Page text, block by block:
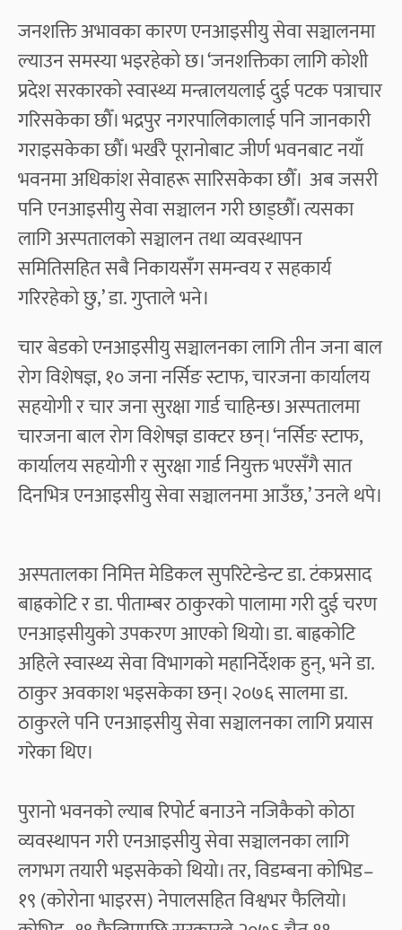
जनशक्ति अभावका कारण एनआइसीयु सेवा सञ्चालनमा
ल्याउन समस्या भइरहेको छ। ‘जनशक्तिका लागि कोशी
प्रदेश सरकारको स्वास्थ्य मन्त्रालयलाई दुई पटक पत्राचार
गरिसकेका छौँ। भद्रपुर नगरपालिकालाई पनि जानकारी
गराइसकेका छौँ। भर्खरै पूरानोबाट जीर्ण भवनबाट नयाँ
भवनमा अधिकांश सेवाहरू सारिसकेका छौँ। अब जसरी
पनि एनआइसीयु सेवा सञ्चालन गरी छाड्छौँ। त्यसका
लागि अस्पतालको सञ्चालन तथा व्यवस्थापन
समितिसहित सबै निकायसँग समन्वय र सहकार्य
गरिरहेको छु,’ डा. गुप्ताले भने।
चार बेडको एनआइसीयु सञ्चालनका लागि तीन जना बाल
रोग विशेषज्ञ, १० जना नर्सिङ स्टाफ, चारजना कार्यालय
सहयोगी र चार जना सुरक्षा गार्ड चाहिन्छ। अस्पतालमा
चारजना बाल रोग विशेषज्ञ डाक्टर छन्। ‘नर्सिङ स्टाफ,
कार्यालय सहयोगी र सुरक्षा गार्ड नियुक्त भएसँगै सात
दिनभित्र एनआइसीयु सेवा सञ्चालनमा आउँछ,’ उनले थपे।
अस्पतालका निमित्त मेडिकल सुपरिटेन्डेन्ट डा. टंकप्रसाद
बाह्रकोटि र डा. पीताम्बर ठाकुरको पालामा गरी दुई चरण
एनआइसीयुको उपकरण आएको थियो। डा. बाह्रकोटि
अहिले स्वास्थ्य सेवा विभागको महानिर्देशक हुन्, भने डा.
ठाकुर अवकाश भइसकेका छन्। २०७६ सालमा डा.
ठाकुरले पनि एनआइसीयु सेवा सञ्चालनका लागि प्रयास
गरेका थिए।
पुरानो भवनको ल्याब रिपोर्ट बनाउने नजिकैको कोठा
व्यवस्थापन गरी एनआइसीयु सेवा सञ्चालनका लागि
लगभग तयारी भइसकेको थियो। तर, विडम्बना कोभिड–
१९ (कोरोना भाइरस) नेपालसहित विश्वभर फैलियो।